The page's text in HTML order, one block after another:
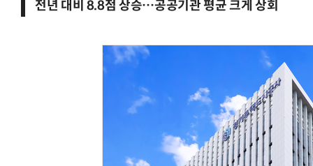
전년 대비 8.8점 상승…공공기관 평균 크게 상회